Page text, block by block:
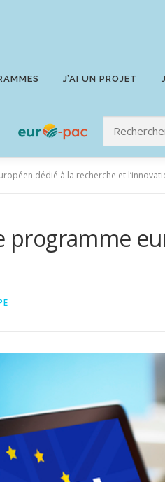
J’AI UN PROJET
dédié à la recherche et
programme